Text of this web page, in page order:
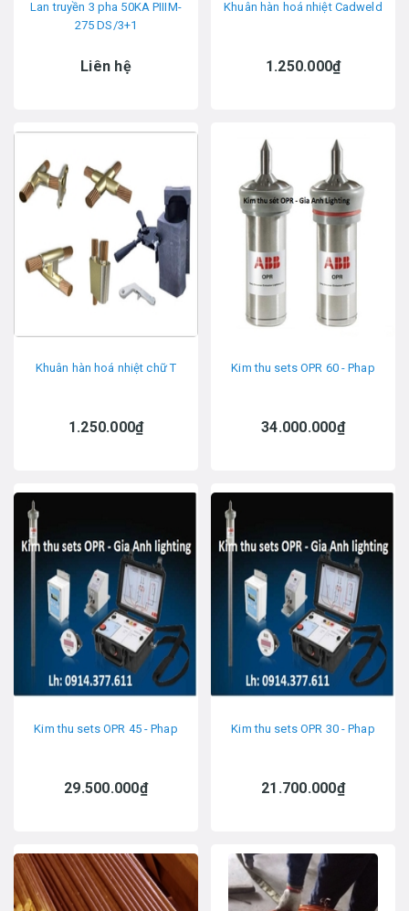
Lan truyền 3 pha 50KA PIIIM-
275 DS/3+1
Liên hệ
Khuân hàn hoá nhiệt Cadweld
1.250.000₫
Khuân hàn hoá nhiệt chữ T
1.250.000₫
Kim thu sets OPR 60 - Phap
34.000.000₫
Kim thu sets OPR 45 - Phap
29.500.000₫
Kim thu sets OPR 30 - Phap
21.700.000₫